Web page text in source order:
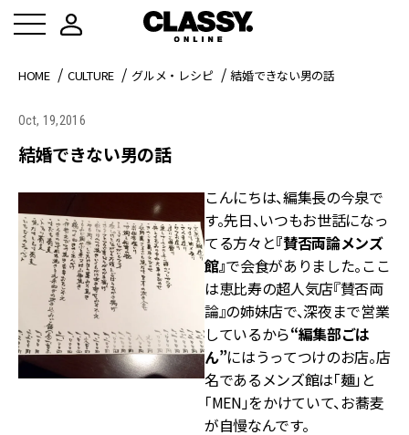
HOME CULTURE グルメ・レシピ 結婚できない男の話
Oct, 19,2016
結婚できない男の話
こんにちは、編集長の今泉で
す。先日、いつもお世話になっ
てる方々と『賛否両論メンズ
館』で会食がありました。ここ
は恵比寿の超人気店『賛否両
論』の姉妹店で、深夜まで営業
しているから“編集部ごは
ん”にはうってつけのお店。店
名であるメンズ館は「麺」と
「MEN」をかけていて、お蕎麦
が自慢なんです。